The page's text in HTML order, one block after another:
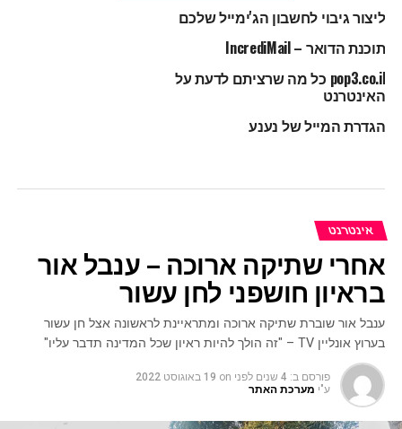
ליצור גיבוי לחשבון הג'ימייל שלכם
תוכנת הדואר – IncrediMail
pop3.co.il כל מה שרציתם לדעת על
האינטרנט
הגדרת המייל של נענע
אינטרנט
אחרי שתיקה ארוכה – ענבל אור
בראיון חושפני לחן עשור
ענבל אור שוברת שתיקה ארוכה ומתראיינת לראשונה אצל חן עשור
בערוץ אונליין TV – "זה הולך להיות ראיון שכל המדינה תדבר עליו"
פורסם ב: 4 שנים לפני on 19 באוגוסט 2022
ע"י מערכת האתר